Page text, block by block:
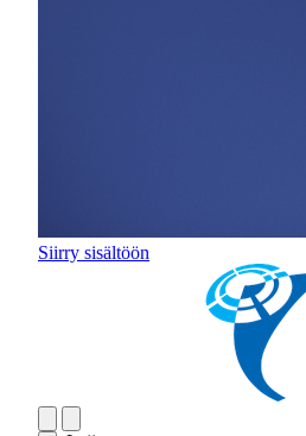
Siirry sisältöön